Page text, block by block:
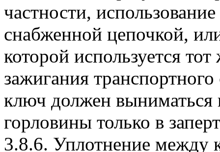
частности,
снабженной цепочкой,
которой используется
зажигания
ключ должен
горловины только в
3.8.6. Уплотнение между